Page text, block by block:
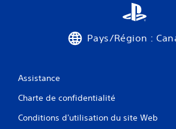
Pays/Région :
Assistance
Charte de confidentialité
Conditions d'utilisation du site Web